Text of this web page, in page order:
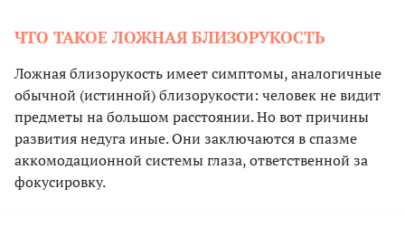
ЧТО ТАКОЕ ЛОЖНАЯ БЛИЗОРУКОСТЬ
Ложная близорукость имеет симптомы, аналогичные
обычной (истинной) близорукости: человек не видит
предметы на большом расстоянии. Но вот причины
развития недуга иные. Они заключаются в спазме
аккомодационной системы глаза, ответственной за
фокусировку.